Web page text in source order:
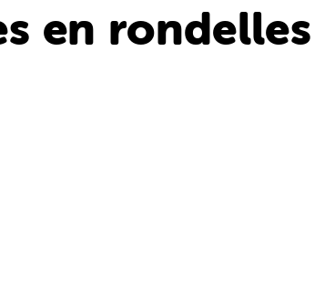
en rondelles